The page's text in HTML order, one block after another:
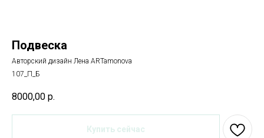
Подвеска
Авторский дизайн Лена ARTamonova
107_П_Б
8000,00 р.
Купить сейчас